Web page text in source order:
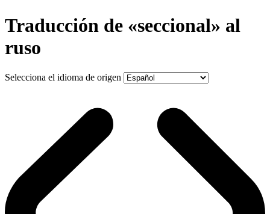
Traducción de «seccional» al
ruso
Selecciona el idioma de origen